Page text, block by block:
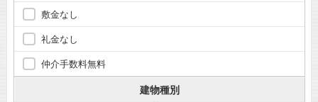
敷金なし
礼金なし
仲介手数料無料
建物種別